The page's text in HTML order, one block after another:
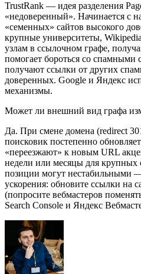
TrustRank — идея разделения
«недоверенный». Начинается с
«семенных» сайтов высокого
крупные университеты,
узлам в ссылочном графе,
помогает бороться со
получают ссылки от других
доверенных. Google и Яндекс
механизмы.
Может ли внешний вид графа
Да. При смене домена (redirect
поисковик постепенно
«переезжают» к новым URL
недели или месяцы для крупных
позиции могут нестабильными
ускорения: обновите ссылки на
(попросите вебмастеров
Search Console и Яндекс